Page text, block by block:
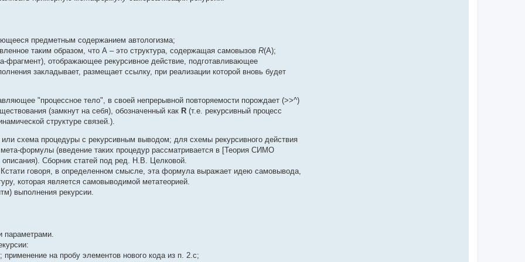
предметным содержанием автологизма;
таким образом, что А – это структура, содержащая самовызов R(A);
фрагмент), отображающее рекурсивное действие, подготавливающее
закладывает, размещает ссылку, при реализации которой вновь будет
"процессное тело", в своей непрерывной повторяемости порождает (>>^)
(замкнут на себя), обозначенный как R (т.е. рекурсивный процесс
структуре связей.).
схема процедуры с рекурсивным выводом; для схемы рекурсивного действия
формулы (введение таких процедур рассматривается в [Теория СИМО
Сборник статей под ред. Н.В. Целковой.
говоря, в определенном смысле, эта формула выражает идею самовывода,
которая является самовыводимой метатеорией.
выполнения рекурсии.
параметрами.
на пробу элементов нового кода из п. 2.с;